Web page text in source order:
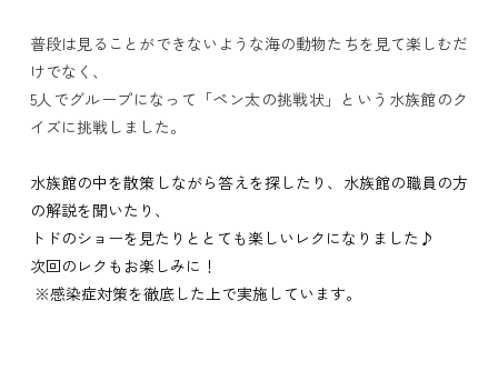
普段は見ることができないような海の動物たちを見て楽しむだ
けでなく、
5人でグループになって「ペン太の挑戦状」という水族館のク
イズに挑戦しました。
水族館の中を散策しながら答えを探したり、水族館の職員の方
の解説を聞いたり、
トドのショーを見たりととても楽しいレクになりました♪
次回のレクもお楽しみに！
※感染症対策を徹底した上で実施しています。